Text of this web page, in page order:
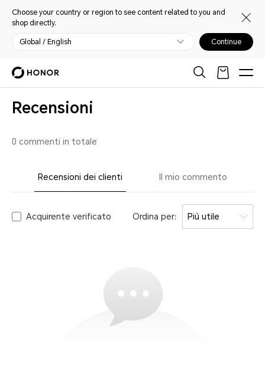
Choose your country or region to see content related to you and
shop directly.
Global / English Continue
Recensioni
0 commenti in totale
Recensioni dei clienti Il mio commento
Acquirente verificato Ordina per: Più utile